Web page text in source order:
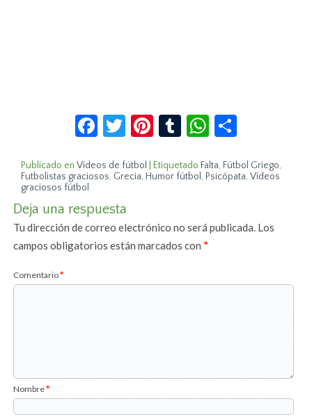
Facebook
Twitter
Pinterest
TumblrWhatsApp
Publicado en Vídeos de fútbol Etiquetado Falta, Fútbol Griego,
Futbolistas graciosos, Grecia, Humor fútbol, Psicópata,Vídeos
graciosos fútbol
Deja una respuesta
Tu dirección de correo electrónico no será publicada. Los
campos obligatorios están marcados con*
Comentario*
Nombre*